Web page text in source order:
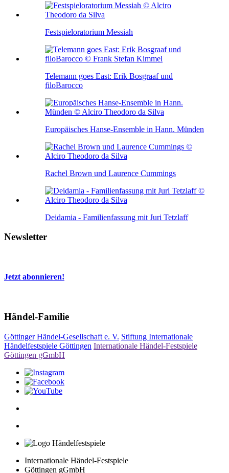
Festspieloratorium Messiah
Telemann goes East: Erik Bosgraaf und
filoBarocco
Europäisches Hanse-Ensemble in Hann. Münden
Rachel Brown und Laurence Cummings
Deidamia - Familienfassung mit Juri Tetzlaff
Newsletter
Jetzt abonnieren!
Händel-Familie
Göttinger Händel-Gesellschaft e. V. Stiftung Internationale
Händelfestspiele Göttingen Internationale Händel-Festspiele
Göttingen gGmbH
Internationale Händel-Festspiele
Göttingen gGmbH